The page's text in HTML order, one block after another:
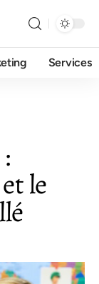
Services
le